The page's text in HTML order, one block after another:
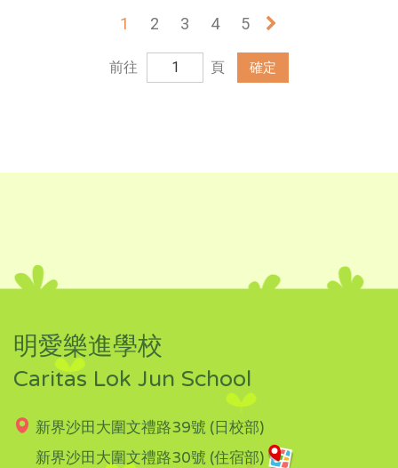
1 2 3 4 5 »
前往 頁 確定
明愛樂進學校
Caritas Lok Jun School
新界沙田大圍文禮路39號 (日校部)
新界沙田大圍文禮路30號 (住宿部)